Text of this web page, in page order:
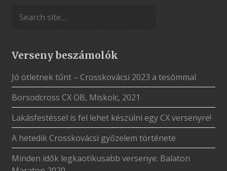
Verseny beszámolók
Jó ötletnek tűnt – Crosskovácsi 2023 a tesómmal
Borsodcross CX OB, Miskolc, 2021
Lakásfestéssel is fel lehet készülni egy CX versenyre!
A hetedik Crosskovácsi győzelem története
Minden idők legkaotikusabb versenye: Balaton